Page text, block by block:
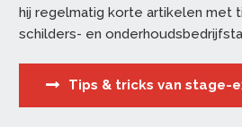
hij regelmatig korte artikelen met
schilders- en
Tips & tricks van stage-